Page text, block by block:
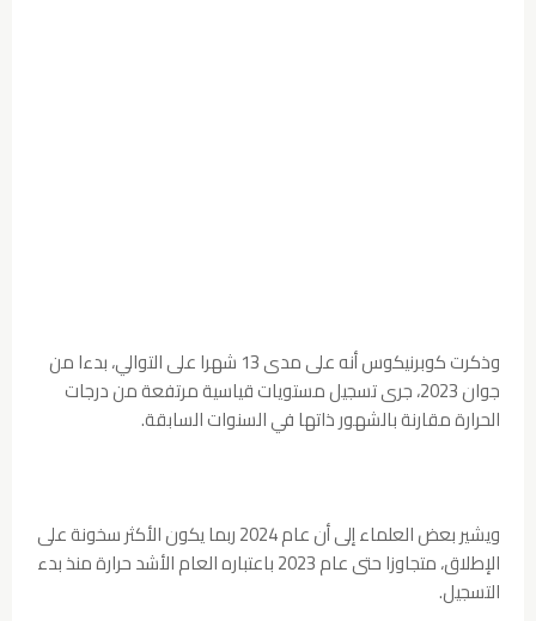
وذكرت كوبرنيكوس أنه على مدى 13 شهرا على التوالي، بدءا من
جوان 2023، جرى تسجيل مستويات قياسية مرتفعة من درجات
الحرارة مقارنة بالشهور ذاتها في السنوات السابقة.
ويشير بعض العلماء إلى أن عام 2024 ربما يكون الأكثر سخونة على
الإطلاق، متجاوزا حتى عام 2023 باعتباره العام الأشد حرارة منذ بدء
التسجيل.